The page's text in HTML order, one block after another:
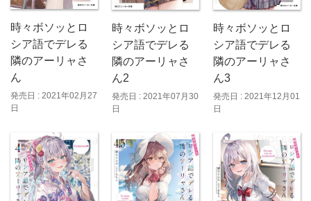
時々ボソッとロ
シア語でデレる
隣のアーリャさ
ん
発売日 : 2021年02月27
日
時々ボソッとロ
シア語でデレる
隣のアーリャさ
ん2
発売日 : 2021年07月30
日
時々ボソッとロ
シア語でデレる
隣のアーリャさ
ん3
発売日 : 2021年12月01
日